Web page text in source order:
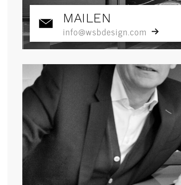
MAILEN
info@wsbdesign.com